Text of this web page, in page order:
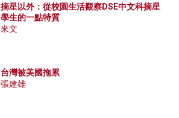
摘星以外：從校園生活觀察DSE中文科摘星
學生的一點特質
來文
台灣被美國拖累
張建雄